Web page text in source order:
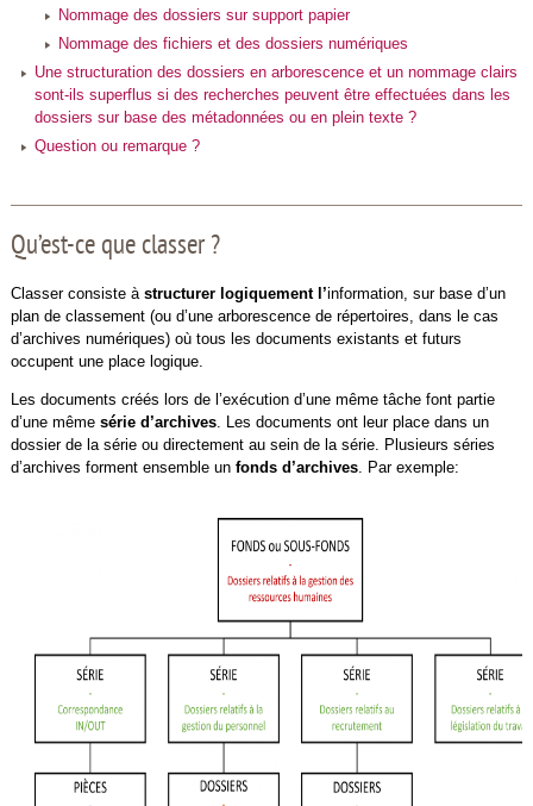
Nommage des dossiers sur support papier
Nommage des fichiers et des dossiers numériques
Une structuration des dossiers en arborescence et un nommage clairs
sont-ils superflus si des recherches peuvent être effectuées dans les
dossiers sur base des métadonnées ou en plein texte ?
Question ou remarque ?
Qu’est-ce que classer ?
Classer consiste à structurer logiquement l’information, sur base d’un
plan de classement (ou d’une arborescence de répertoires, dans le cas
d’archives numériques) où tous les documents existants et futurs
occupent une place logique.
Les documents créés lors de l’exécution d’une même tâche font partie
d’une même série d’archives. Les documents ont leur place dans un
dossier de la série ou directement au sein de la série. Plusieurs séries
d’archives forment ensemble un fonds d’archives. Par exemple: